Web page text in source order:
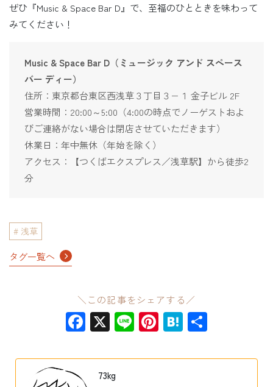
ぜひ『Music & Space Bar D』で、至福のひとときを味わって
みてください！
Music & Space Bar D（ミュージック アンド スペース
バー ディー）
住所：東京都台東区西浅草３丁目３−１ 金子ビル 2F
営業時間：20:00～5:00（4:00の時点でノーゲストおよ
びご連絡がない場合は閉店させていただきます）
休業日：年中無休（年始を除く）
アクセス：【つくばエクスプレス／浅草駅】から徒歩2
分
浅草
タグ一覧へ
＼この記事をシェアする／
Facebook
X LinePinterest
Hatena
73kg